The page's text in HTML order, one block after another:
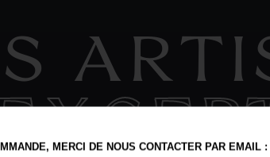
MERCI DE NOUS CONTACTER PAR EMAIL :